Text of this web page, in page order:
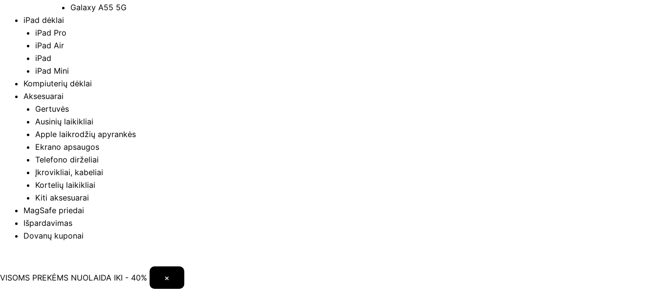
Galaxy A55 5G
iPad dėklai
iPad Pro
iPad Air
iPad
iPad Mini
Kompiuterių dėklai
Aksesuarai
Gertuvės
Ausinių laikikliai
Apple laikrodžių apyrankės
Ekrano apsaugos
Telefono dirželiai
Įkrovikliai, kabeliai
Kortelių laikikliai
Kiti aksesuarai
MagSafe priedai
Išpardavimas
Dovanų kuponai
VISOMS PREKĖMS NUOLAIDA IKI - 40% ×